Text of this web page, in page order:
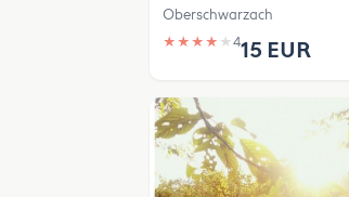
Oberschwarzach
★ ★ ★ ★ ★ 415 EUR